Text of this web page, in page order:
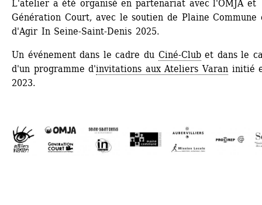
L'atelier a été organisé en partenariat avec l'OMJA et
Génération Court, avec le soutien de Plaine Commune
d'Agir In Seine-Saint-Denis 2025.
Un événement dans le cadre du Ciné-Clubet dans le
d'un programme d'invitations aux Ateliers Varan initié
2023.